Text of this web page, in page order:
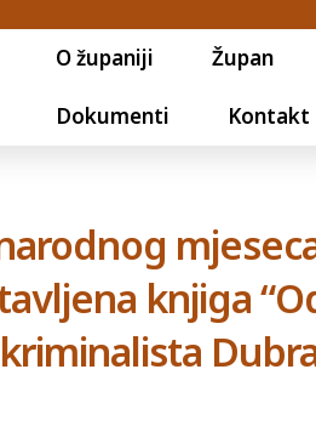
O županiji Župan
Dokumenti Kontakt
knjiga